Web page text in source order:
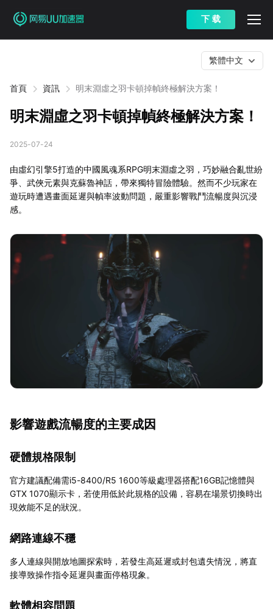
下 载
首頁 資訊 明末淵虛之羽卡頓掉幀終極解決方案！
繁體中文
明末淵虛之羽卡頓掉幀終極解決方案！
2025-07-24
由虛幻引擎5打造的中國風魂系RPG明末淵虛之羽，巧妙融合亂世紛
爭、武俠元素與克蘇魯神話，帶來獨特冒險體驗。然而不少玩家在
遊玩時遭遇畫面延遲與幀率波動問題，嚴重影響戰鬥流暢度與沉浸
感。
影響遊戲流暢度的主要成因
硬體規格限制
官方建議配備需i5-8400/R5 1600等級處理器搭配16GB記憶體與
GTX 1070顯示卡，若使用低於此規格的設備，容易在場景切換時出
現效能不足的狀況。
網路連線不穩
多人連線與開放地圖探索時，若發生高延遲或封包遺失情況，將直
接導致操作指令延遲與畫面停格現象。
軟體相容問題